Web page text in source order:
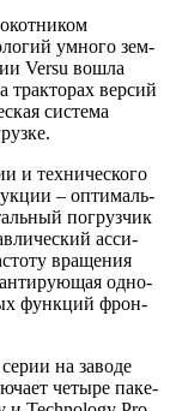
умно­го зем­
Versu вошла
трак­то­рах вер­сий
систе­ма
и тех­ни­че­ско­го
– опти­маль­
погруз­чик
асси­
вра­ще­ния
одно­
функ­ций фрон­
на заво­де
четы­ре паке­